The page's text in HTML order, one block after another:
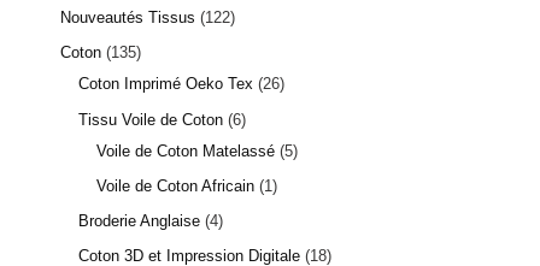
Nouveautés Tissus
122
Coton 135
Coton Imprimé Oeko Tex 26
Tissu Voile de Coton 6
Voile de Coton Matelassé 5
Voile de Coton Africain 1
Broderie Anglaise 4
Coton 3D et Impression Digitale 18